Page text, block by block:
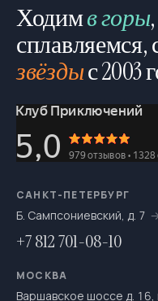
Ходимв горы,
звёздыс 2003
САНКТ-ПЕТЕРБУРГ
Б. Сампсониевский, д. 7
+7 812 701-08-10
МОСКВА
Варшавское шоссе д. 16,